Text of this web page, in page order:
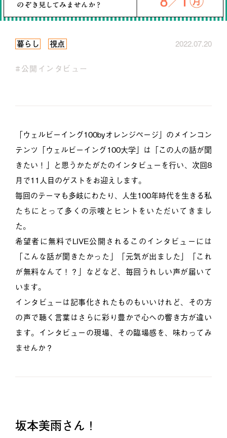
暮らし 視点 2022.07.20
#公開インタビュー
「ウェルビーイング100byオレンジページ」のメインコン
テンツ「ウェルビーイング100大学」は「この人の話が聞
きたい！」と思うかたがたのインタビューを行い、次回8
月で11人目のゲストをお迎えします。
毎回のテーマも多岐にわたり、人生100年時代を生きる私
たちにとって多くの示唆とヒントをいただいてきまし
た。
希望者に無料でLIVE公開されるこのインタビューには
「こんな話が聞きたかった」「元気が出ました」「これ
が無料なんて！？」などなど、毎回うれしい声が届いて
います。
インタビューは記事化されたものもいいけれど、その方
の声で聴く言葉はさらに彩り豊かで心への響き方が違い
ます。インタビューの現場、その臨場感を、味わってみ
ませんか？
坂本美雨さん！